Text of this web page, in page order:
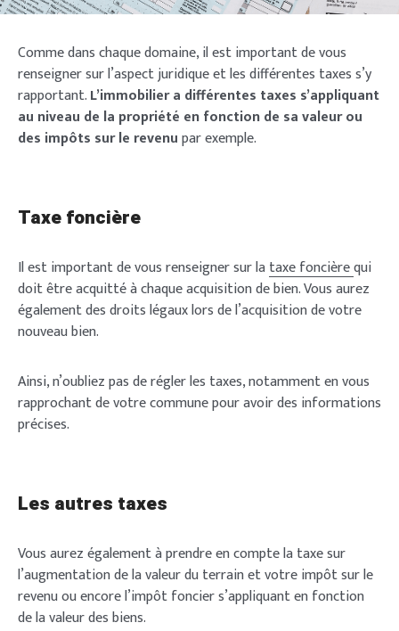
Comme dans chaque domaine, il est important de vous
renseigner sur l’aspect juridique et les différentes taxes s’y
rapportant.L’immobilier a différentes taxes s’appliquant
au niveau de la propriété en fonction de sa valeur ou
des impôts sur le revenupar exemple.
Taxe foncière
Il est important de vous renseigner sur lataxe foncièrequi
doit être acquitté à chaque acquisition de bien. Vous aurez
également des droits légaux lors de l’acquisition de votre
nouveau bien.
Ainsi, n’oubliez pas de régler les taxes, notamment en vous
rapprochant de votre commune pour avoir des informations
précises.
Les autres taxes
Vous aurez également à prendre en compte la taxe sur
l’augmentation de la valeur du terrain et votre impôt sur le
revenu ou encore l’impôt foncier s’appliquant en fonction
de la valeur des biens.